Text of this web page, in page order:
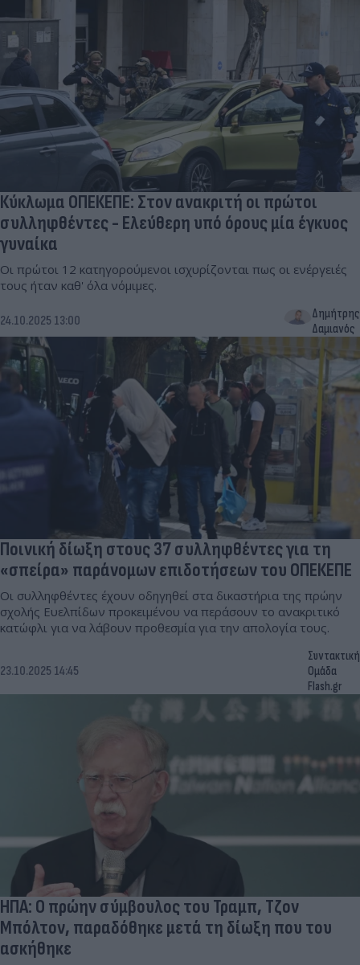
Κύκλωμα ΟΠΕΚΕΠΕ: Στον ανακριτή οι πρώτοι
συλληφθέντες - Ελεύθερη υπό όρους μία έγκυος
γυναίκα
Οι πρώτοι 12 κατηγορούμενοι ισχυρίζονται πως οι ενέργειές
τους ήταν καθ' όλα νόμιμες.
24.10.2025 13:00
Δημήτρης
Δαμιανός
Ποινική δίωξη στους 37 συλληφθέντες για τη
«σπείρα» παράνομων επιδοτήσεων του ΟΠΕΚΕΠΕ
Οι συλληφθέντες έχουν οδηγηθεί στα δικαστήρια της πρώην
σχολής Ευελπίδων προκειμένου να περάσουν το ανακριτικό
κατώφλι για να λάβουν προθεσμία για την απολογία τους.
23.10.2025 14:45
Συντακτική
Ομάδα
Flash.gr
ΗΠΑ: Ο πρώην σύμβουλος του Τραμπ, Τζον
Μπόλτον, παραδόθηκε μετά τη δίωξη που του
ασκήθηκε